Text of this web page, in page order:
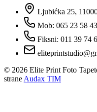
Ljubićka 25,
Mob: 065 23 58
Fiksni: 011 39 74
© 2026 Elite Print Foto
strane Audax TIM